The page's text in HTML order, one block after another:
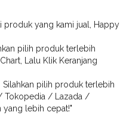
produk yang kami jual, Happy
pilih produk terlebih
Lalu Klik Keranjang
Silahkan pilih produk terlebih
Tokopedia / Lazada /
yang lebih cepat!"